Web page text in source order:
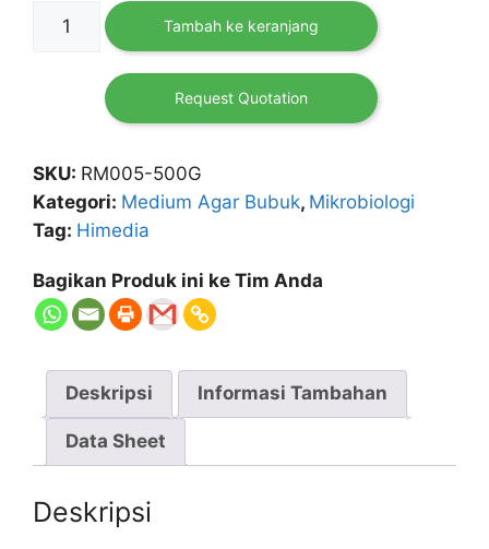
Kuantitas
Proteose
Tambah ke keranjang
Request Quotation
SKU: RM005-500G
Kategori: Medium Agar Bubuk, Mikrobiologi
Tag: Himedia
Bagikan Produk ini ke Tim Anda
Deskripsi Informasi Tambahan
Data Sheet
Deskripsi